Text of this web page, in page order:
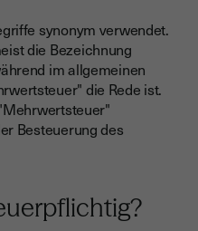
synonym verwendet.
die Bezeichnung
im allgemeinen
die Rede ist.
Besteuerung des